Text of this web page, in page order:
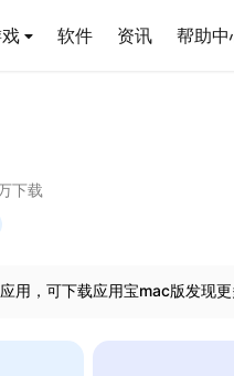
软件 资讯 帮助中
下载
用，可下载应用宝mac版发现